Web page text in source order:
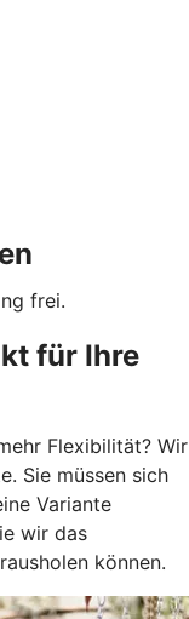
frei.
für Ihre
Flexibilität? Wir
Sie müssen sich
Variante
wir das
können.